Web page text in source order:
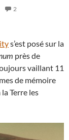
2
s’est posé sur la
près de
vaillant 11
de mémoire
Terre les